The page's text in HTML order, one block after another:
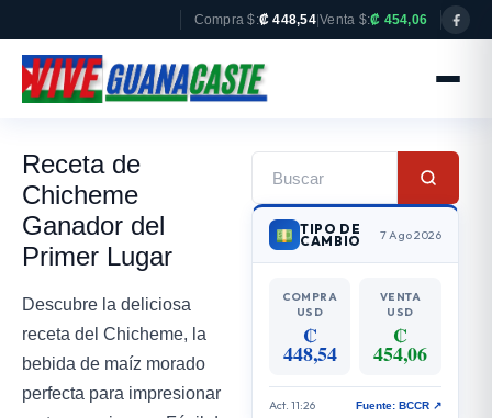
Compra $:₡ 448,54| Venta $:₡ 454,06
Receta de
Chicheme
Ganador del
Primer Lugar
Descubre la deliciosa
receta del Chicheme, la
bebida de maíz morado
perfecta para impresionar
TIPO DE
CAMBIO 7 Ago 2026
COMPRA
USD
₡
448,54
VENTA
USD
₡
454,06
Act. 11:26 Fuente: BCCR ↗